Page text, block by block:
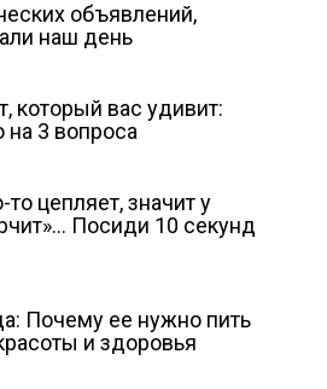
объявлений,
наш день
который вас удивит:
на 3 вопроса
то цепляет, значит у
Посиди 10 секунд
Почему ее нужно пить
и здоровья